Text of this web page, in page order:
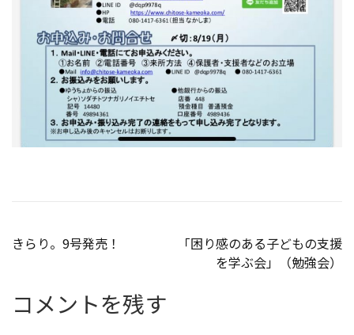
投
ナ
きらり。9号発売！
「困り感のある子どもの支援
を学ぶ会」（勉強会）
コメントを残す